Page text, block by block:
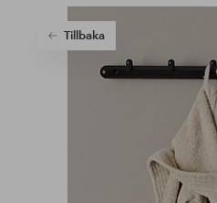
Tillbaka